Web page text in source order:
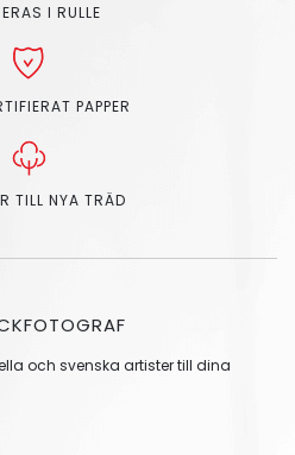
I RULLE
PAPPER
TILL NYA TRÄD
och svenska artister till dina